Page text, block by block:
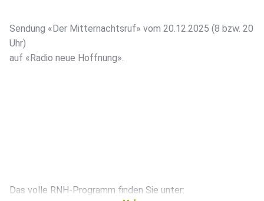
Sendung «Der Mitternachtsruf» vom 20.12.2025 (8 bzw. 20
Uhr)
auf «Radio neue Hoffnung».
Das volle RNH-Programm finden Sie unter: